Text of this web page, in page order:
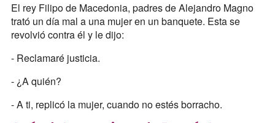
El rey Filipo de Macedonia, padres de Alejandro Magno
trató un día mal a una mujer en un banquete. Esta se
revolvió contra él y le dijo:
- Reclamaré justicia.
- ¿A quién?
- A ti, replicó la mujer, cuando no estés borracho.